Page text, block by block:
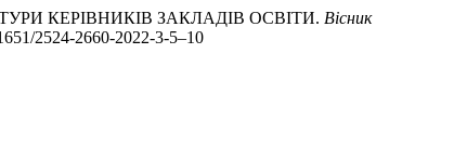
КЕРІВНИКІВ ЗАКЛАДІВ ОСВІТИ. Вісник
2524-2660-2022-3-5–10